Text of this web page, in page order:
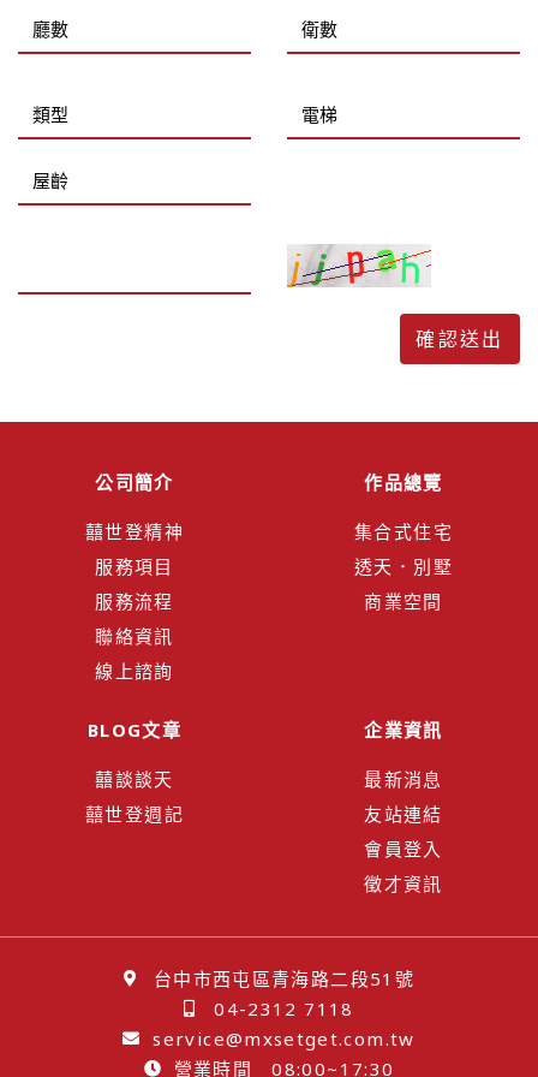
公司簡介
囍世登精神
服務項目
服務流程
聯絡資訊
線上諮詢
作品總覽
集合式住宅
透天．別墅
商業空間
BLOG文章
囍談談天
囍世登週記
企業資訊
最新消息
友站連結
會員登入
徵才資訊
台中市西屯區青海路二段51號
04-2312 7118
service@mxsetget.com.tw
營業時間 08:00~17:30